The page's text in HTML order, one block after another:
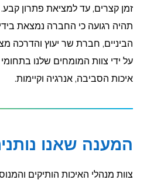
זמן קצרים, עד למציאת פתרון
תהיה רגועה כי החברה נמצאת
הביניים, חברת שר יעוץ והדרכה
על ידי צוות המומחים שלנו
איכות הסביבה, אנרגיה וקיימות.
המענה שאנו
צוות מנהלי האיכות הותיקים